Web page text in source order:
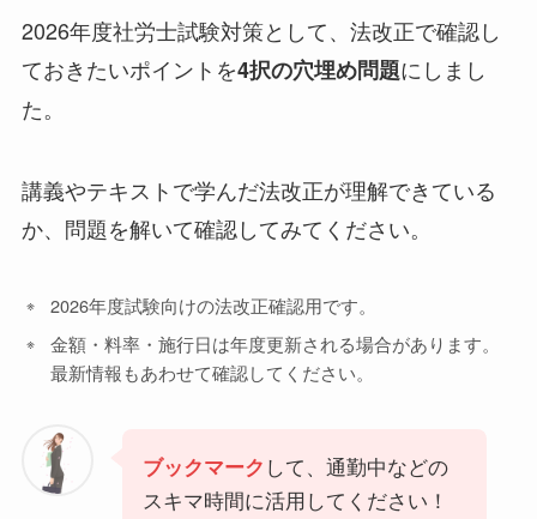
2026年度社労士試験対策として、法改正で確認し
ておきたいポイントを4択の穴埋め問題にしまし
た。
講義やテキストで学んだ法改正が理解できている
か、問題を解いて確認してみてください。
2026年度試験向けの法改正確認用です。
金額・料率・施行日は年度更新される場合があります。
最新情報もあわせて確認してください。
ブックマーク して、通勤中などの
スキマ時間に活用してください！